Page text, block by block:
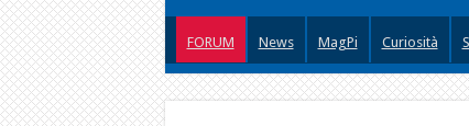
FORUM News MagPi Curiosità